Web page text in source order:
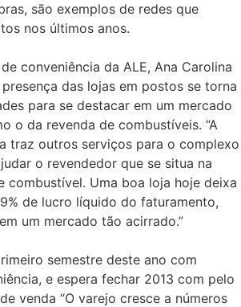
são exemplos de redes que
nos últimos anos.
conveniência da ALE, Ana Carolina
das lojas em postos se torna
para se destacar em um mercado
o da revenda de combustíveis. “A
traz outros serviços para o complexo
o revendedor que se situa na
combustível. Uma boa loja hoje deixa
de lucro líquido do faturamento,
um mercado tão acirrado.”
semestre deste ano com
e espera fechar 2013 com pelo
venda “O varejo cresce a números